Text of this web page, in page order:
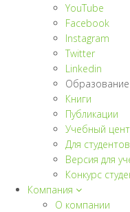
YouTube
Facebook
Instagram
Twitter
Linkedin
Книги
Публикации
Учебный
Для
Версия для
Конкурс
Компания
О компании